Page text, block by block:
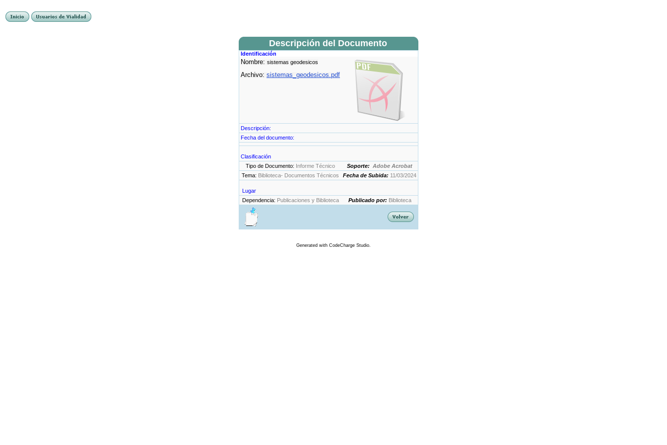
Descripción del Documento
Identificación
Nombre: sistemas geodesicos
Archivo: sistemas_geodesicos.pdf
Descripción:
Fecha del documento:
Clasificación
Tipo de Documento: Informe Técnico Soporte: Adobe Acrobat
Tema: Biblioteca- Documentos Técnicos Fecha de Subida: 11/03/2024
Lugar
Dependencia: Publicaciones y Biblioteca Publicado por: Biblioteca
Generated with CodeCharge Studio.